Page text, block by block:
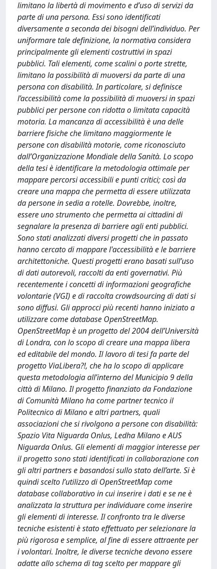
limitano la libertà di movimento e d’uso di servizi da
parte di una persona. Essi sono identificati
diversamente a seconda dei bisogni dell’individuo. Per
uniformare tale definizione, la normativa considera
principalmente gli elementi costruttivi in spazi
pubblici. Tali elementi, come scalini o porte strette,
limitano la possibilità di muoversi da parte di una
persona con disabilità. In particolare, si definisce
l’accessibilità come la possibilità di muoversi in spazi
pubblici per persone con ridotta o limitata capacità
motoria. La mancanza di accessibilità è una delle
barriere fisiche che limitano maggiormente le
persone con disabilità motorie, come riconosciuto
dall’Organizzazione Mondiale della Sanità. Lo scopo
della tesi è identificare la metodologia ottimale per
mappare percorsi accessibili e punti critici; così da
creare una mappa che permetta di essere utilizzata
da persone in sedia a rotelle. Dovrebbe, inoltre,
essere uno strumento che permetta ai cittadini di
segnalare la presenza di barriere agli enti pubblici.
Sono stati analizzati diversi progetti che in passato
hanno cercato di mappare l'accessibilità e le barriere
architettoniche. Questi progetti erano basati sull’uso
di dati autorevoli, raccolti da enti governativi. Più
recentemente i concetti di informazioni geografiche
volontarie (VGI) e di raccolta crowdsourcing di dati si
sono diffusi. Gli approcci più recenti hanno iniziato a
utilizzare come database OpenStreetMap.
OpenStreetMap è un progetto del 2004 dell’Università
di Londra, con lo scopo di creare una mappa libera
ed editabile del mondo. Il lavoro di tesi fa parte del
progetto ViaLibera?!, che ha lo scopo di applicare
questa metodologia all’interno del Municipio 9 della
città di Milano. Il progetto finanziato da Fondazione
di Comunità Milano ha come partner tecnico il
Politecnico di Milano e altri partners, quali
associazioni che si rivolgono a persone con disabilità:
Spazio Vita Niguarda Onlus, Ledha Milano e AUS
Niguarda Onlus. Gli elementi di maggior interesse per
il progetto sono stati identificati in collaborazione con
gli altri partners e basandosi sullo stato dell’arte. Si è
quindi scelto l’utilizzo di OpenStreetMap come
database collaborativo in cui inserire i dati e se ne è
analizzata la struttura per individuare come inserire
gli elementi di interesse. Il confronto tra le diverse
tecniche esistenti è stato effettuato per selezionare la
più rigorosa e semplice, al fine di essere attraente per
i volontari. Inoltre, le diverse tecniche devono essere
adatte allo schema di tag scelto per mappare gli